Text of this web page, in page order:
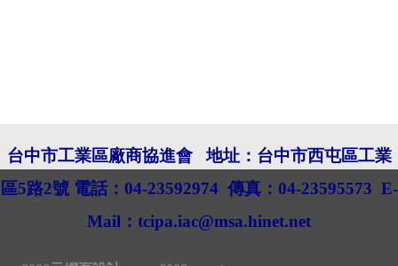
台中市工業區廠商協進會地址： 台中市西屯區工業
區5路2號 電話：04-23592974 傳真：04-23595573 E-
Mail： tcipa.iac@msa.hinet.net